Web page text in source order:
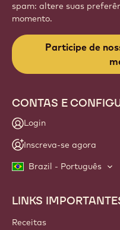
spam: altere suas
momento.
Participe de
CONTAS E
Login
Inscreva-se agora
Brazil - Português
Footer
Callebaut
LINKS
Receitas